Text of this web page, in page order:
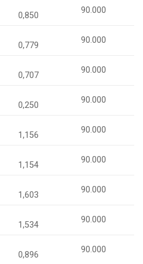
0,850
90.000
0,779
90.000
0,707
90.000
0,250
90.000
1,156
90.000
1,154
90.000
1,603
90.000
1,534
90.000
0,896
90.000